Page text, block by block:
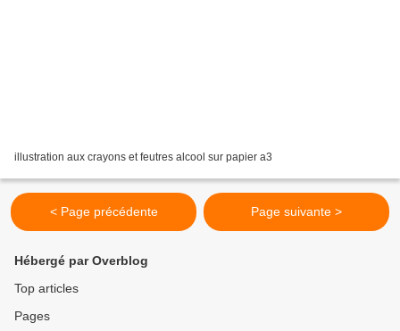
illustration aux crayons et feutres alcool sur papier a3
< Page précédente Page suivante >
Hébergé par Overblog
Top articles
Pages